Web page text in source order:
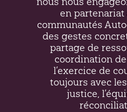
en partenariat
communautés
des gestes
partage de
coordination de
l’exercice de
toujours avec
justice,